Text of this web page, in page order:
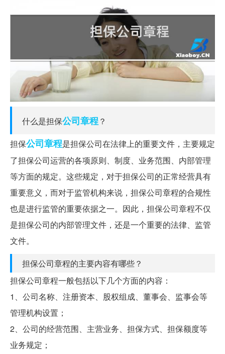
什么是担保公司章程？
担保公司章程是担保公司在法律上的重要文件，主要规定
了担保公司运营的各项原则、制度、业务范围、内部管理
等方面的规定。这些规定，对于担保公司的正常经营具有
重要意义，而对于监管机构来说，担保公司章程的合规性
也是进行监管的重要依据之一。因此，担保公司章程不仅
是担保公司的内部管理文件，还是一个重要的法律、监管
文件。
担保公司章程的主要内容有哪些？
担保公司章程一般包括以下几个方面的内容：
1、公司名称、注册资本、股权组成、董事会、监事会等
管理机构设置；
2、公司的经营范围、主营业务、担保方式、担保额度等
业务规定；